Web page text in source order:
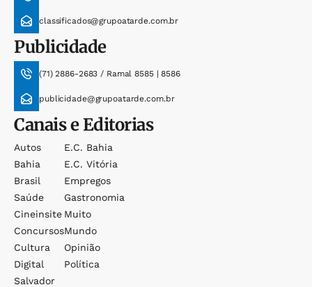
classificados@grupoatarde.com.br
Publicidade
(71) 2886-2683 / Ramal 8585 | 8586
publicidade@grupoatarde.com.br
Canais e Editorias
Autos
Bahia
Brasil
Saúde
Cineinsite
Concursos
Cultura
Digital
Salvador
E.c. Bahia
E.c. Vitória
Empregos
Gastronomia
Muito
Mundo
Opinião
Política